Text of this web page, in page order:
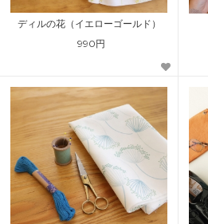
ディルの花（イエローゴールド）
990円